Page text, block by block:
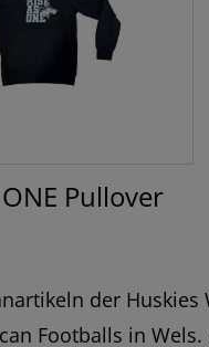
ONE Pullover
der
Footballs in